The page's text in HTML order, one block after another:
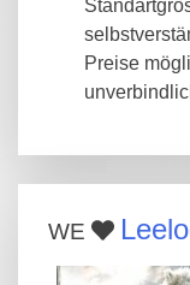
Preise
WE